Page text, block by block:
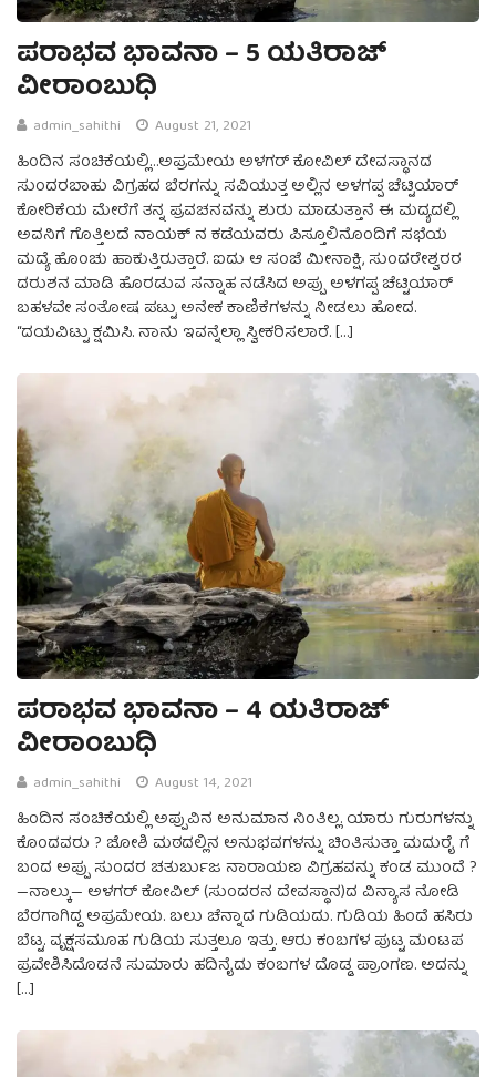
ಪರಾಭವ ಭಾವನಾ – 5 ಯತಿರಾಜ್‌
ವೀರಾಂಬುಧಿ
admin_sahithi August 21, 2021
ಹಿಂದಿನ ಸಂಚಿಕೆಯಲ್ಲಿ…ಅಪ್ರಮೇಯ ಅಳಗರ್ ಕೋವಿಲ್ ದೇವಸ್ಥಾನದ
ಸುಂದರಬಾಹು ವಿಗ್ರಹದ ಬೆರಗನ್ನು ಸವಿಯುತ್ತ ಅಲ್ಲಿನ ಅಳಗಪ್ಪ ಚೆಟ್ಟಿಯಾರ್
ಕೋರಿಕೆಯ ಮೇರೆಗೆ ತನ್ನ ಪ್ರವಚನವನ್ನು ಶುರು ಮಾಡುತ್ತಾನೆ ಈ ಮದ್ಯದಲ್ಲಿ
ಅವನಿಗೆ ಗೊತ್ತಿಲದೆ ನಾಯಕ್ ನ ಕಡೆಯವರು ಪಿಸ್ತೂಲಿನೊಂದಿಗೆ ಸಭೆಯ
ಮದ್ಯೆ ಹೊಂಚು ಹಾಕುತ್ತಿರುತ್ತಾರೆ. ಐದು ಆ ಸಂಜೆ ಮೀನಾಕ್ಷಿ, ಸುಂದರೇಶ್ವರರ
ದರುಶನ ಮಾಡಿ ಹೊರಡುವ ಸನ್ನಾಹ ನಡೆಸಿದ ಅಪ್ಪು ಅಳಗಪ್ಪ ಚೆಟ್ಟಿಯಾರ್‌
ಬಹಳವೇ ಸಂತೋಷ ಪಟ್ಟು ಅನೇಕ ಕಾಣಿಕೆಗಳನ್ನು ನೀಡಲು ಹೋದ.
“ದಯವಿಟ್ಟು ಕ್ಷಮಿಸಿ. ನಾನು ಇವನ್ನೆಲ್ಲಾ ಸ್ವೀಕರಿಸಲಾರೆ. […]
ಪರಾಭವ ಭಾವನಾ – 4 ಯತಿರಾಜ್‌
ವೀರಾಂಬುಧಿ
admin_sahithi August 14, 2021
ಹಿಂದಿನ ಸಂಚಿಕೆಯಲ್ಲಿ ಅಪ್ಪುವಿನ ಅನುಮಾನ ನಿಂತಿಲ್ಲ. ಯಾರು ಗುರುಗಳನ್ನು
ಕೊಂದವರು ? ಜೋಶಿ ಮಠದಲ್ಲಿನ ಅನುಭವಗಳನ್ನು ಚಿಂತಿಸುತ್ತಾ ಮದುರೈ ಗೆ
ಬಂದ ಅಪ್ಪು ಸುಂದರ ಚತುರ್ಬುಜ ನಾರಾಯಣ ವಿಗ್ರಹವನ್ನು ಕಂಡ ಮುಂದೆ ?
—ನಾಲ್ಕು‌— ಅಳಗರ್‌ ಕೋವಿಲ್‌ (ಸುಂದರನ ದೇವಸ್ಥಾನ)ದ ವಿನ್ಯಾಸ ನೋಡಿ
ಬೆರಗಾಗಿದ್ದ ಅಪ್ರಮೇಯ. ಬಲು ಚೆನ್ನಾದ ಗುಡಿಯದು. ಗುಡಿಯ ಹಿಂದೆ ಹಸಿರು
ಬೆಟ್ಟ. ವೃಕ್ಷಸಮೂಹ ಗುಡಿಯ ಸುತ್ತಲೂ ಇತ್ತು. ಆರು ಕಂಬಗಳ ಪುಟ್ಟ ಮಂಟಪ
ಪ್ರವೇಶಿಸಿದೊಡನೆ ಸುಮಾರು ಹದಿನೈದು ಕಂಬಗಳ ದೊಡ್ಡ ಪ್ರಾಂಗಣ. ಅದನ್ನು
[…]